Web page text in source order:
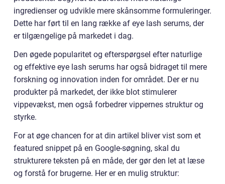
ingredienser og udvikle mere skånsomme formuleringer.
Dette har ført til en lang række af eye lash serums, der
er tilgængelige på markedet i dag.
Den øgede popularitet og efterspørgsel efter naturlige
og effektive eye lash serums har også bidraget til mere
forskning og innovation inden for området. Der er nu
produkter på markedet, der ikke blot stimulerer
vippevækst, men også forbedrer vippernes struktur og
styrke.
For at øge chancen for at din artikel bliver vist som et
featured snippet på en Google-søgning, skal du
strukturere teksten på en måde, der gør den let at læse
og forstå for brugerne. Her er en mulig struktur: